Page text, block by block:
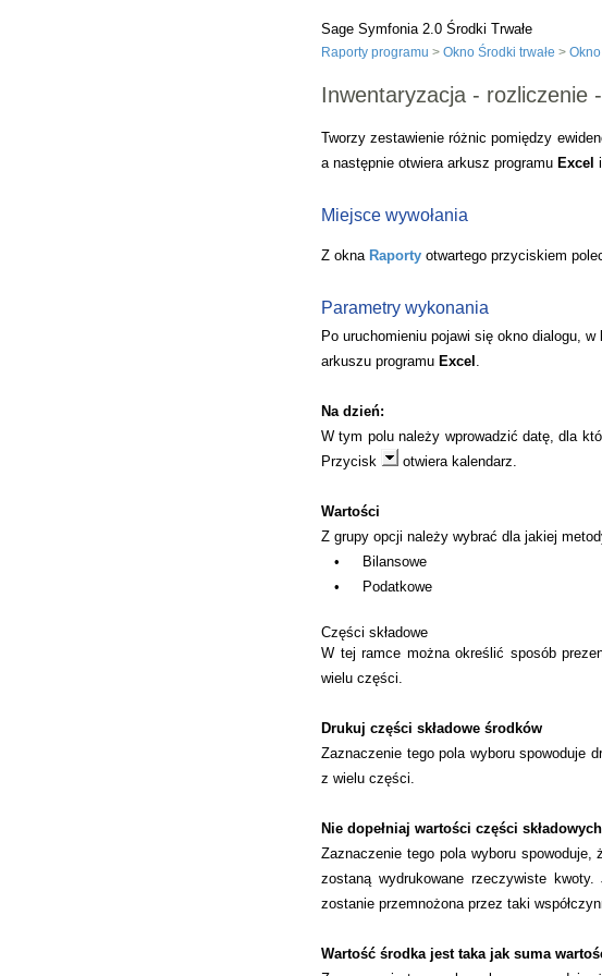
Sage Symfonia 2.0 Środki Trwałe
Raporty programu > Okno Środki trwałe >
Inwentaryzacja - rozliczenie
Tworzy zestawienie różnic pomiędzy
a następnie otwiera arkusz programu Excel
Miejsce wywołania
Z okna Raporty otwartego przyciskiem
Parametry wykonania
Po uruchomieniu pojawi się okno dialogu,
arkuszu programu Excel .
Na dzień:
W tym polu należy wprowadzić datę, dla
Przycisk
otwiera kalendarz.
Wartości
Z grupy opcji należy wybrać dla jakiej
•
Bilansowe
•
Podatkowe
Części składowe
W tej ramce można określić sposób
wielu części.
Drukuj części składowe środków
Zaznaczenie tego pola wyboru spowoduje
z wielu części.
Nie dopełniaj wartości części
Zaznaczenie tego pola wyboru
zostaną wydrukowane rzeczywiste
zostanie przemnożona przez taki
Wartość środka jest taka jak suma